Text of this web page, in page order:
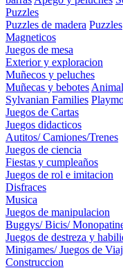
Puzzles
Puzzles de madera Puzzles
Magneticos
Juegos de mesa
Exterior y exploracion
Muñecos y peluches
Muñecas y bebotes
Sylvanian Families
Juegos de Cartas
Juegos didacticos
Autitos/ Camiones/Trenes
Juegos de ciencia
Fiestas y cumpleaños
Juegos de rol e imitacion
Disfraces
Musica
Juegos de manipulacion
Buggys/ Bicis/
Juegos de destreza y
Minigames/ Juegos de
Construccion